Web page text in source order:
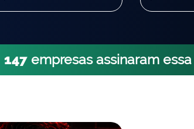
147empresas assinaram